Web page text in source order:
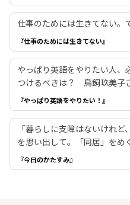
仕事のためには生きてない。
『仕事のためには生きてない』
やっぱり英語をやりたい人、
つけるべきは？ 鳥飼玖美子
『やっぱり英語をやりたい！』
「暮らしに支障はないけれど
を思い出して。「同居」をめ
『今日のかたすみ』